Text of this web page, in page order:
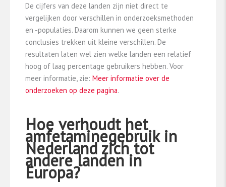
De cijfers van deze landen zijn niet direct te
vergelijken door verschillen in onderzoeksmethoden
en -populaties. Daarom kunnen we geen sterke
conclusies trekken uit kleine verschillen. De
resultaten laten wel zien welke landen een relatief
hoog of laag percentage gebruikers hebben. Voor
meer informatie, zie: Meer informatie over de
onderzoeken op deze pagina.
Hoe verhoudt het
amfetaminegebruik in
Nederland zich tot
andere landen in
Europa?